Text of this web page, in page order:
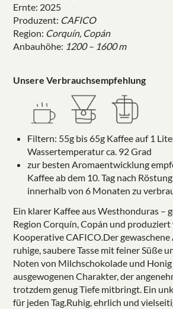
Ein klarer Kaffee aus Westhonduras –
Region Corquín, Copán und produziert
Kooperative CAFICO.Der gewaschene
ruhige, saubere Tasse mit feiner Süße
Noten von Milchschokolade und
ausgewogenen Charakter, der
trotzdem genug Tiefe mitbringt. Ein
für jeden Tag.Ruhig, ehrlich und
Ernte: 2025
Produzent: CAFICO
Region: Corquín, Copán
Anbauhöhe: 1200 – 1600 m
Unsere Verbrauchsempfehlung
Filtern: 55g bis 65g Kaffee auf 1
Wassertemperatur ca. 92 Grad
zur besten Aromaentwicklung
Kaffee ab dem 10. Tag nach
innerhalb von 6 Monaten zu